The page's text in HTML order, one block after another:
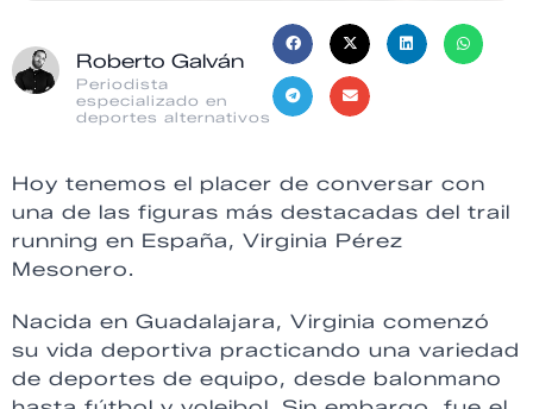
Roberto Galván
Periodista
especializado en
deportes alternativos
Hoy tenemos el placer de conversar con
una de las figuras más destacadas del trail
running en España, Virginia Pérez
Mesonero.
Nacida en Guadalajara, Virginia comenzó
su vida deportiva practicando una variedad
de deportes de equipo, desde balonmano